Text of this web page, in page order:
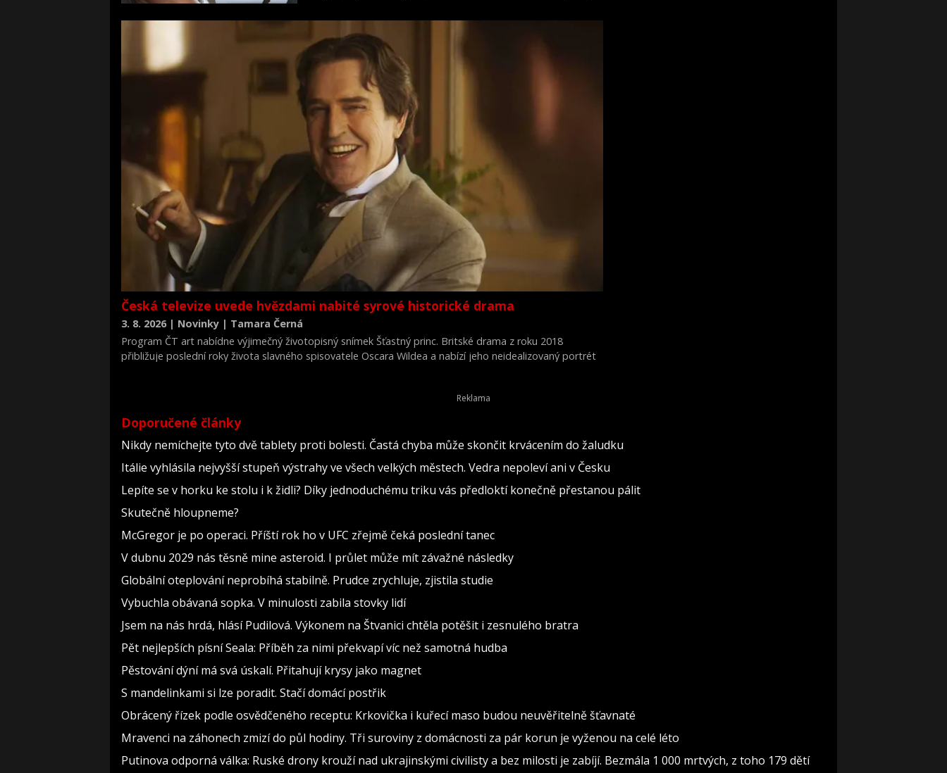
Česká televize uvede hvězdami nabité syrové historické drama
3. 8. 2026 | Novinky | Tamara Černá
Program ČT art nabídne výjimečný životopisný snímek Šťastný princ. Britské drama z roku 2018
přibližuje poslední roky života slavného spisovatele Oscara Wildea a nabízí jeho neidealizovaný portrét
Doporučené články
Nikdy nemíchejte tyto dvě tablety proti bolesti. Častá chyba může skončit krvácením do žaludku
Itálie vyhlásila nejvyšší stupeň výstrahy ve všech velkých městech. Vedra nepoleví ani v Česku
Lepíte se v horku ke stolu i k židli? Díky jednoduchému triku vás předloktí konečně přestanou pálit
Skutečně hloupneme?
McGregor je po operaci. Příští rok ho v UFC zřejmě čeká poslední tanec
V dubnu 2029 nás těsně mine asteroid. I průlet může mít závažné následky
Globální oteplování neprobíhá stabilně. Prudce zrychluje, zjistila studie
Vybuchla obávaná sopka. V minulosti zabila stovky lidí
Jsem na nás hrdá, hlásí Pudilová. Výkonem na Štvanici chtěla potěšit i zesnulého bratra
Pět nejlepších písní Seala: Příběh za nimi překvapí víc než samotná hudba
Pěstování dýní má svá úskalí. Přitahují krysy jako magnet
S mandelinkami si lze poradit. Stačí domácí postřik
Obrácený řízek podle osvědčeného receptu: Krkovička i kuřecí maso budou neuvěřitelně šťavnaté
Mravenci na záhonech zmizí do půl hodiny. Tři suroviny z domácnosti za pár korun je vyženou na celé léto
Putinova odporná válka: Ruské drony krouží nad ukrajinskými civilisty a bez milosti je zabíjí. Bezmála 1 000 mrtvých, z toho 179 dětí